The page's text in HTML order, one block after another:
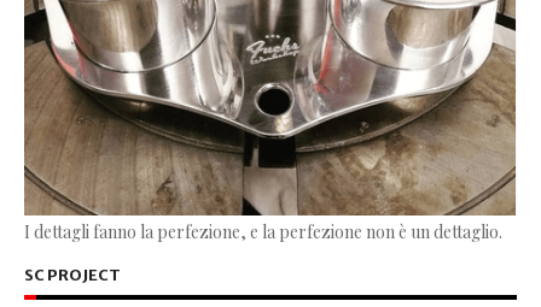
I dettagli fanno la perfezione, e la perfezione non è un dettaglio.
SC PROJECT